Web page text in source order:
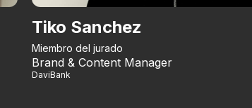
Tiko Sanchez
Miembro del jurado
Brand & Content Manager
DaviBank